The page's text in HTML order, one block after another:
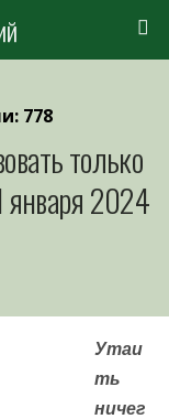
778
только
января 2024
Утаи
ть
ничег